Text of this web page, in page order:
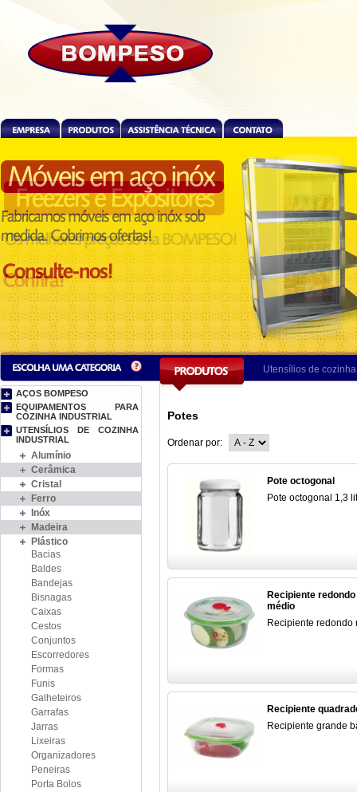
Utensílios de
AÇOS BOMPESO
EQUIPAMENTOS PARA
COZINHA INDUSTRIAL
UTENSÍLIOS DE COZINHA
INDUSTRIAL
Alumínio
Cerâmica
Cristal
Ferro
Inóx
Madeira
Plástico
Bacias
Baldes
Bandejas
Bisnagas
Caixas
Cestos
Conjuntos
Escorredores
Formas
Funis
Galheteiros
Garrafas
Jarras
Lixeiras
Organizadores
Peneiras
Porta Bolos
Potes
Ordenar por:
Pote octogonal
Pote octogonal 1,3
Recipiente redondo
médio
Recipiente redondo
Recipiente
Recipiente grande